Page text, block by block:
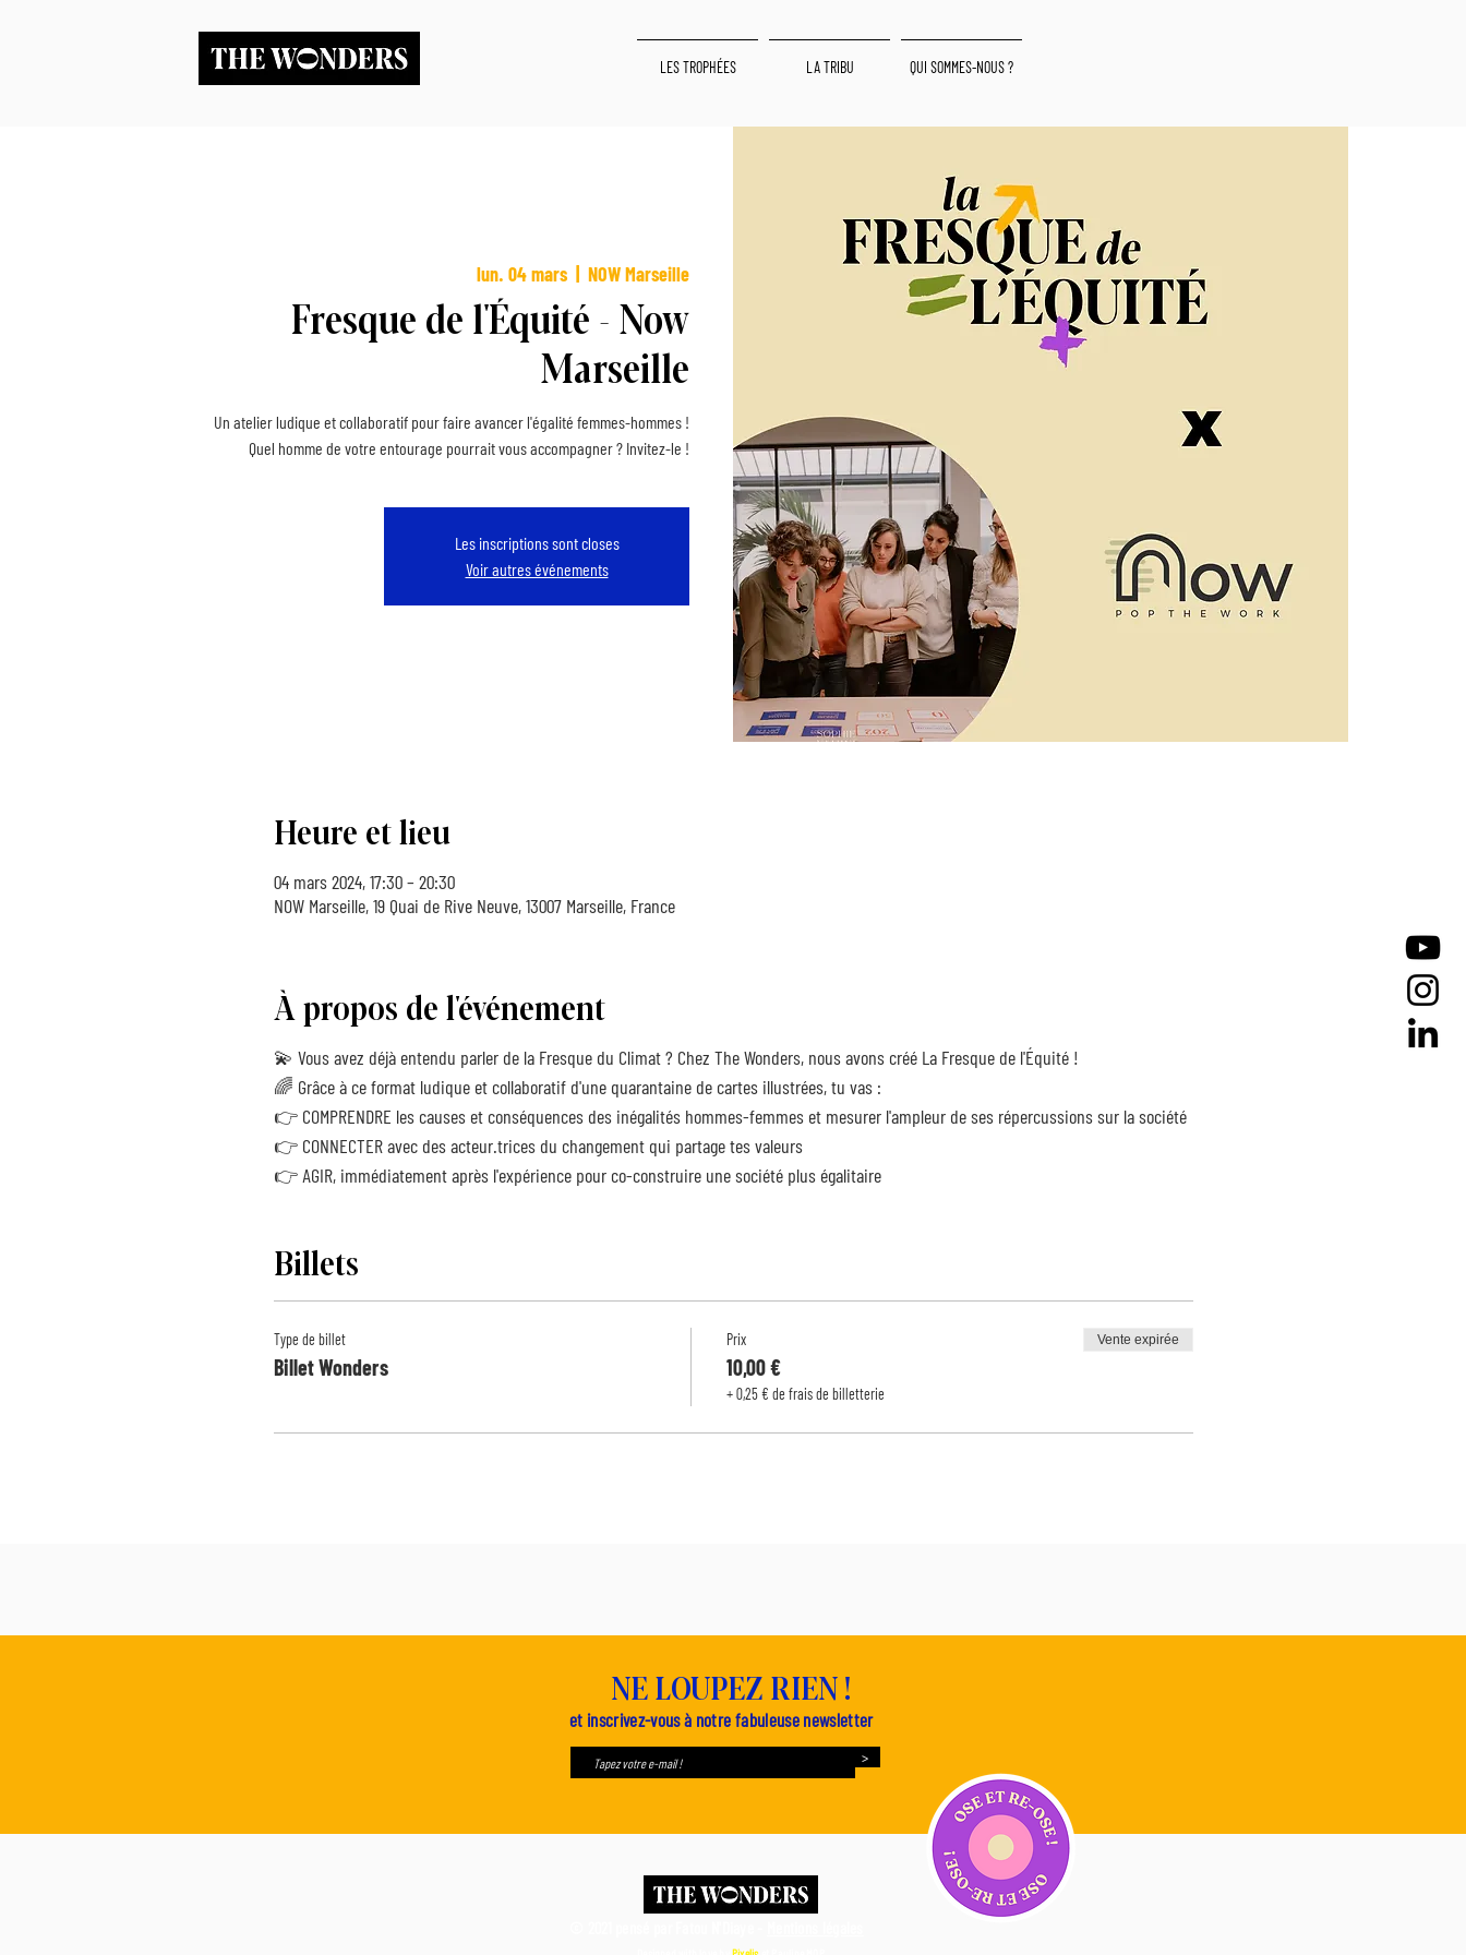
LES TROPHÉES LA TRIBU QUI SOMMES-NOUS ?
lun. 04 mars NOW Marseille
Fresque de l'Équité - Now
Marseille
Un atelier ludique et collaboratif pour faire avancer l'égalité femmes-hommes !
Quel homme de votre entourage pourrait vous accompagner ? Invitez-le !
Les inscriptions sont closes
Voir autres événements
Heure et lieu
04 mars 2024, 17:30 – 20:30
NOW Marseille, 19 Quai de Rive Neuve, 13007 Marseille, France
À propos de l'événement
💫 Vous avez déjà entendu parler de la Fresque du Climat ? Chez The Wonders, nous avons créé La Fresque de l'Équité !
🌈 Grâce à ce format ludique et collaboratif d'une quarantaine de cartes illustrées, tu vas :
👉 COMPRENDRE les causes et conséquences des inégalités hommes-femmes et mesurer l'ampleur de ses répercussions sur la société
👉 CONNECTER avec des acteur.trices du changement qui partage tes valeurs
👉 AGIR, immédiatement après l'expérience pour co-construire une société plus égalitaire
Billets
Type de billet
Billet Wonders
Prix
10,00 €
+ 0,25 € de frais de billetterie
Vente expirée
NE LOUPEZ RIEN !
et inscrivez-vous à notre fabuleuse newsletter
>